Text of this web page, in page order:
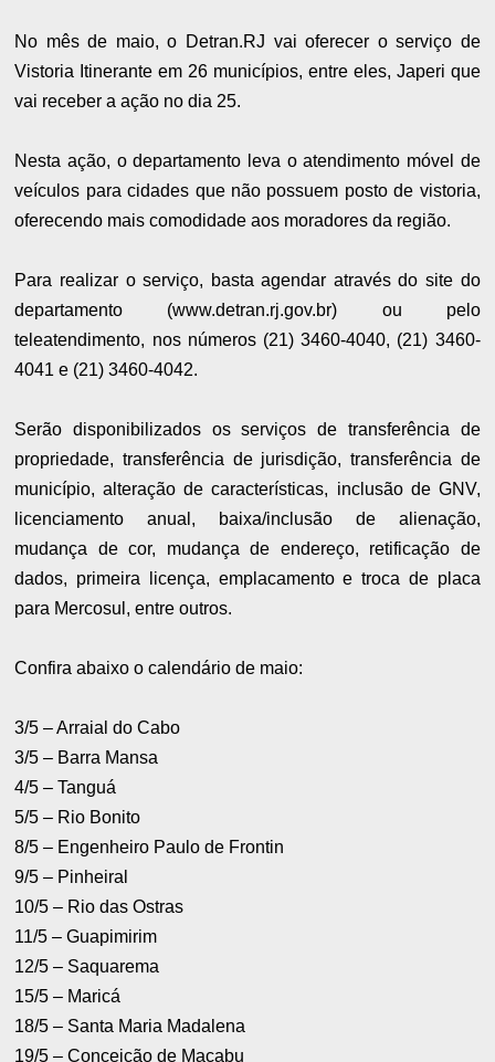
No mês de maio, o Detran.RJ vai oferecer o serviço de
Vistoria Itinerante em 26 municípios, entre eles, Japeri que
vai receber a ação no dia 25.
Nesta ação, o departamento leva o atendimento móvel de
veículos para cidades que não possuem posto de vistoria,
oferecendo mais comodidade aos moradores da região.
Para realizar o serviço, basta agendar através do site do
departamento (www.detran.rj.gov.br) ou pelo
teleatendimento, nos números (21) 3460-4040, (21) 3460-
4041 e (21) 3460-4042.
Serão disponibilizados os serviços de transferência de
propriedade, transferência de jurisdição, transferência de
município, alteração de características, inclusão de GNV,
licenciamento anual, baixa/inclusão de alienação,
mudança de cor, mudança de endereço, retificação de
dados, primeira licença, emplacamento e troca de placa
para Mercosul, entre outros.
Confira abaixo o calendário de maio:
3/5 – Arraial do Cabo
3/5 – Barra Mansa
4/5 – Tanguá
5/5 – Rio Bonito
8/5 – Engenheiro Paulo de Frontin
9/5 – Pinheiral
10/5 – Rio das Ostras
11/5 – Guapimirim
12/5 – Saquarema
15/5 – Maricá
18/5 – Santa Maria Madalena
19/5 – Conceição de Macabu